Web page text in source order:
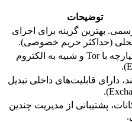
توضیحات
بهترین گزینه برای اجرای
(حداکثر حریم خصوصی).
سبک، یکپارچه با Tor و شبیه به الکتروم
دارای قابلیت‌های داخلی تبدیل
پشتیبانی از مدیریت چندین